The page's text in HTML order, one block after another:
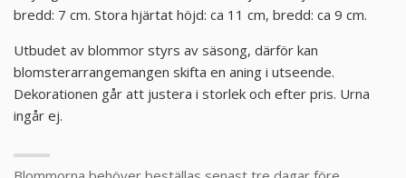
GÄST
OM FUNERA
KONTAKTA OSS
LIVESTREAMING
bredd: 7 cm. Stora hjärtat höjd: ca 11 cm, bredd: ca 9 cm.
Utbudet av blommor styrs av säsong, därför kan
blomsterarrangemangen skifta en aning i utseende.
Dekorationen går att justera i storlek och efter pris. Urna
ingår ej.